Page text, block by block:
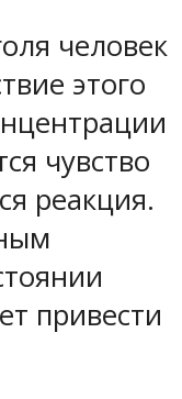
человек
этого
чувство
реакция.
привести